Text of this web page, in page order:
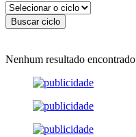
Nenhum resultado encontrado